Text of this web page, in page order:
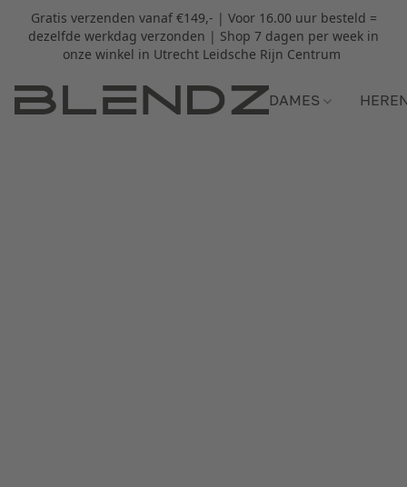
Gratis verzenden vanaf €149,- | Voor 16.00 uur besteld =
dezelfde werkdag verzonden | Shop 7 dagen per week in
onze winkel in Utrecht Leidsche Rijn Centrum
DAMES